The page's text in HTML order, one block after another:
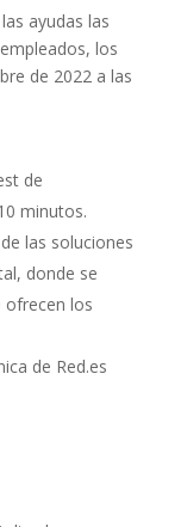
ayudas las
los
de 2022 a las
de
minutos.
las soluciones
donde se
ofrecen los
de Red.es